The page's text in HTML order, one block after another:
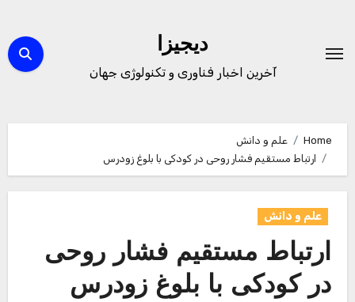
content
دیجیزا
آخرین اخبار فناوری و تکنولوژی جهان
Home
علم و دانش
ارتباط مستقیم فشار روحی در کودکی با بلوغ زودرس
علم و دانش
ارتباط مستقیم فشار روحی
در کودکی با بلوغ زودرس